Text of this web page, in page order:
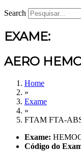
Search
EXAME:
AERO
Home
»
Exame
»
FTAM FTA-
Exame:
Código do